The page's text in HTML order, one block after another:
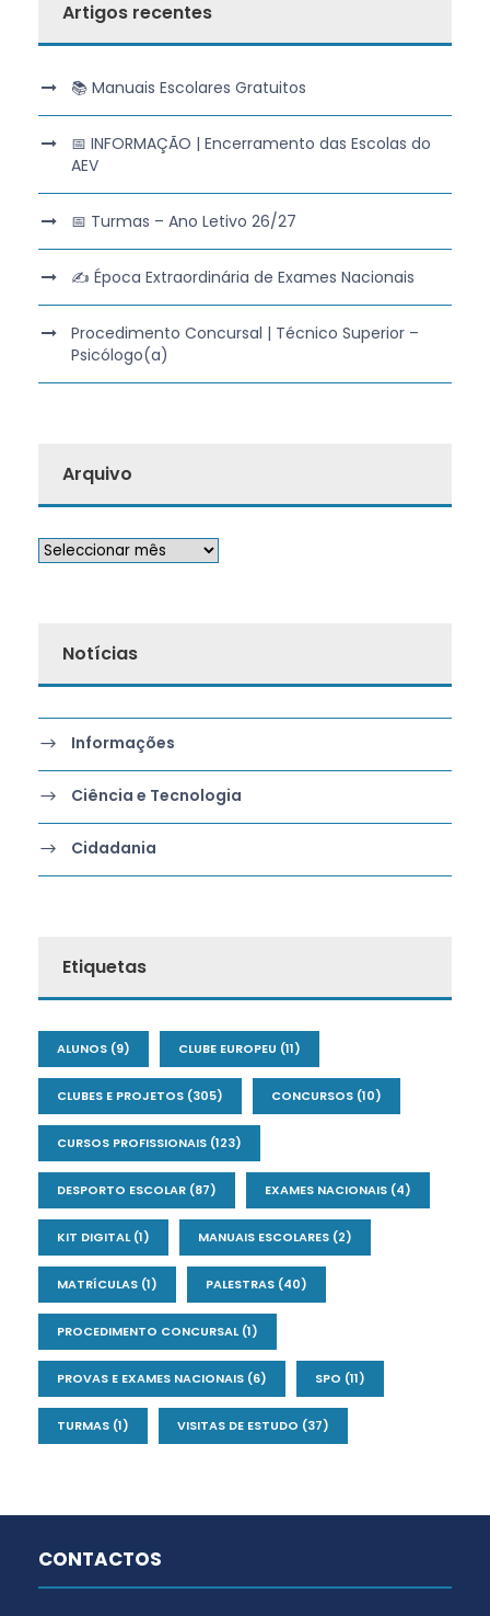
Artigos recentes
📚 Manuais Escolares Gratuitos
📅 INFORMAÇÃO | Encerramento das Escolas do
AEV
📅 Turmas – Ano Letivo 26/27
✍️ Época Extraordinária de Exames Nacionais
Procedimento Concursal | Técnico Superior –
Psicólogo(a)
Arquivo
Notícias
Informações
Ciência e Tecnologia
Cidadania
Etiquetas
ALUNOS (9) CLUBE EUROPEU (11)
CLUBES E PROJETOS (305) CONCURSOS (10)
CURSOS PROFISSIONAIS (123)
DESPORTO ESCOLAR (87) EXAMES NACIONAIS (4)
KIT DIGITAL(1) MANUAIS ESCOLARES (2)
MATRÍCULAS (1) PALESTRAS (40)
PROCEDIMENTO CONCURSAL(1)
PROVAS E EXAMES NACIONAIS (6) SPO (11)
TURMAS (1) VISITAS DE ESTUDO (37)
CONTACTOS